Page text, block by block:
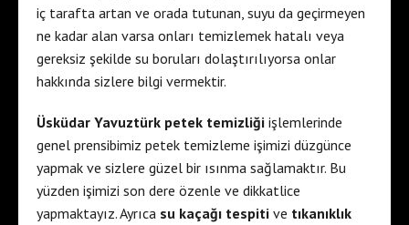
iç tarafta artan ve orada tutunan, suyu da geçirmeyen
ne kadar alan varsa onları temizlemek hatalı veya
gereksiz şekilde su boruları dolaştırılıyorsa onlar
hakkında sizlere bilgi vermektir.
Üsküdar Yavuztürk petek temizliği işlemlerinde
genel prensibimiz petek temizleme işimizi düzgünce
yapmak ve sizlere güzel bir ısınma sağlamaktır. Bu
yüzden işimizi son dere özenle ve dikkatlice
yapmaktayız. Ayrıca su kaçağı tespiti ve tıkanıklık